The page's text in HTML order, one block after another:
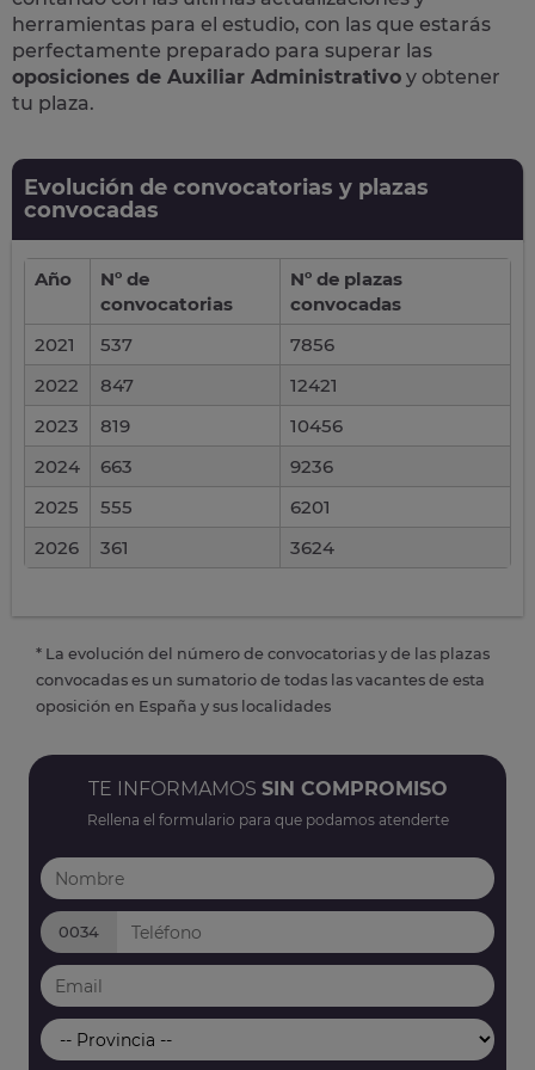
herramientas para el estudio, con las que estarás
perfectamente preparado para superar las
oposiciones de Auxiliar Administrativo y obtener
tu plaza.
Evolución de convocatorias y plazas
convocadas
Año
Nº de
convocatorias
Nº de plazas
convocadas
2021
537
7856
2022
847
12421
2023
819
10456
2024
663
9236
2025
555
6201
2026
361 3624
* La evolución del número de convocatorias y de las plazas
convocadas es un sumatorio de todas las vacantes de esta
oposición en España y sus localidades
TE INFORMAMOS SIN COMPROMISO
Rellena el formulario para que podamos atenderte
0034